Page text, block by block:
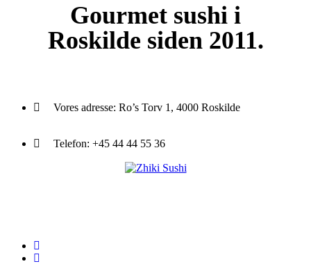
Gourmet sushi i
Roskilde siden 2011.
Vores adresse: Ro’s Torv 1, 4000 Roskilde
Telefon: +45 44 44 55 36